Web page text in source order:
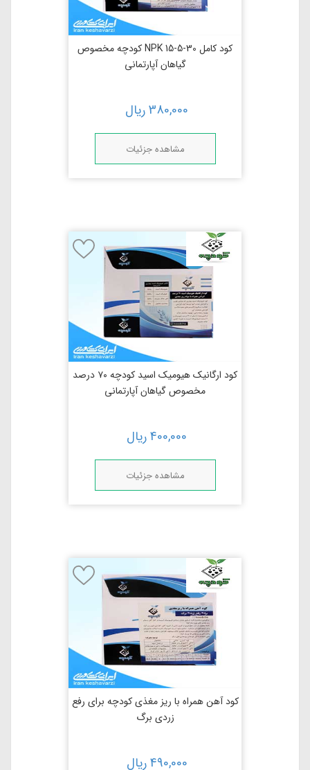
کود کامل NPK 15-5-30 کودچه مخصوص
گیاهان آپارتمانی
380,000ریال
مشاهده جزئیات
کود ارگانیک هیومیک اسید کودچه ۷۰ درصد
مخصوص گیاهان آپارتمانی
400,000ریال
مشاهده جزئیات
کود آهن همراه با ریز مغذی کودچه برای رفع
زردی برگ
490,000ریال